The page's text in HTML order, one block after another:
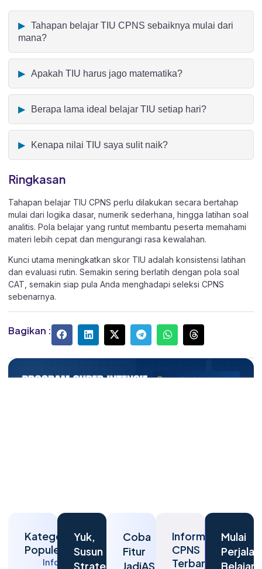
Tahapan belajar TIU CPNS sebaiknya mulai dari
mana?
Apakah TIU harus jago matematika?
Berapa lama ideal belajar TIU setiap hari?
Kenapa nilai TIU saya sulit naik?
Ringkasan
Tahapan belajar TIU CPNS perlu dilakukan secara bertahap
mulai dari logika dasar, numerik sederhana, hingga latihan soal
analitis. Pola belajar yang runtut membantu peserta memahami
materi lebih cepat dan mengurangi rasa kewalahan.
Kunci utama meningkatkan skor TIU adalah konsistensi latihan
dan evaluasi rutin. Semakin sering berlatih dengan pola soal
CAT, semakin siap pula Anda menghadapi seleksi CPNS
sebenarnya.
Bagikan :
Kategori
Populer
Informasi
Yuk,
Susun
Strategi
Coba
Fitur
JadiASN
Informasi
CPNS
Terbaru
Mulai
Belajar